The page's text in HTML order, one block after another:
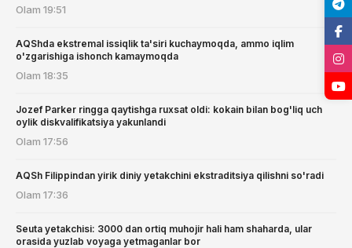
Olam 19:51
AQShda ekstremal issiqlik ta'siri kuchaymoqda, ammo iqlim
o'zgarishiga ishonch kamaymoqda
Olam 18:35
Jozef Parker ringga qaytishga ruxsat oldi: kokain bilan bog'liq uch
oylik diskvalifikatsiya yakunlandi
Olam 17:56
AQSh Filippindan yirik diniy yetakchini ekstraditsiya qilishni so'radi
Olam 17:36
Seuta yetakchisi: 3000 dan ortiq muhojir hali ham shaharda, ular
orasida yuzlab voyaga yetmaganlar bor